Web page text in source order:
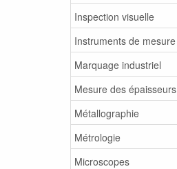
Inspection visuelle
Instruments de mesure
Marquage industriel
Mesure des épaisseurs
Métallographie
Métrologie
Microscopes